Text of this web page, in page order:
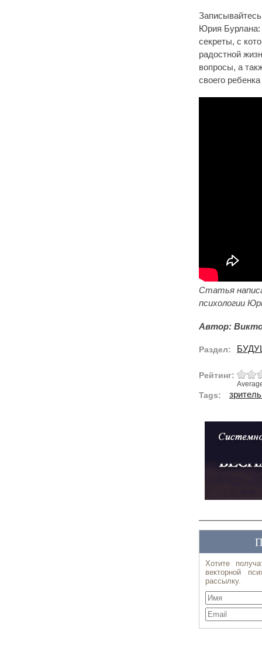
Юрия Бурлана:
секреты, с
радостной
вопросы, а
своего
Статья
психологии
Автор:
Раздел:
Рейтинг:
Tags: